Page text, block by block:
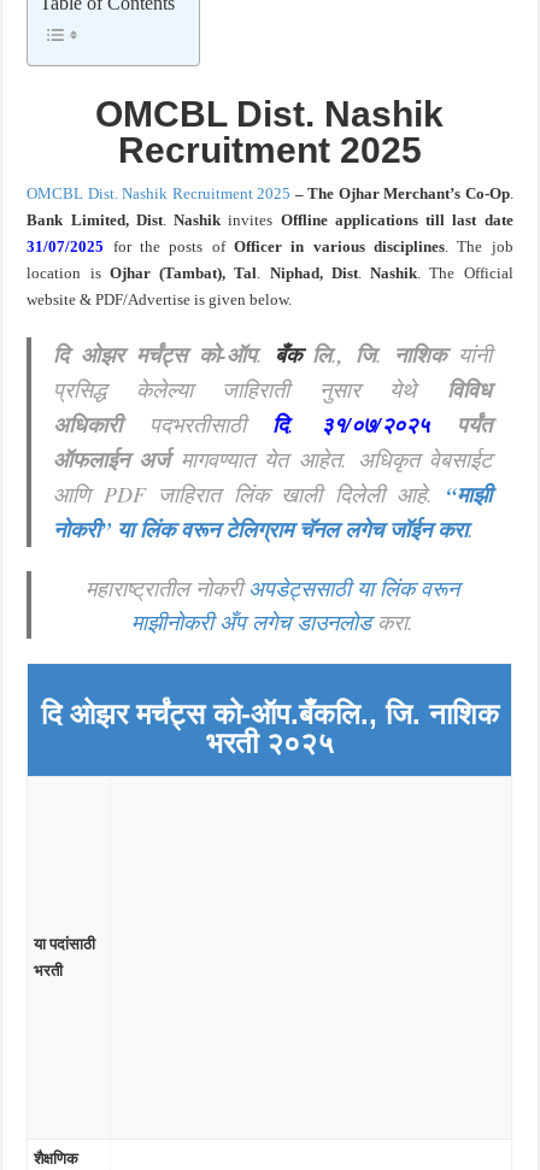
खुशखबर ! नागपूर विद्यापीठ मध्ये १३९ सहायक प्राध्यापक पदांची भरती सुरु ! Nagpur
OMCBL Dist. Nashik
Recruitment 2025
OMCBL Dist. Nashik Recruitment 2025 – The Ojhar Merchant’s Co-Op.
Bank Limited, Dist.Nashik invites Offline applications till last date
31/07/2025 for the posts ofOfficer in various disciplines. The job
location is Ojhar(Tambat), Tal. Niphad, Dist.Nashik. The Official
website & PDF/Advertise is given below.
दि ओझर मर्चंट्स को-ऑप. बँकलि., जि. नाशिकयांनी
प्रसिद्ध केलेल्या जाहिराती नुसार येथे विविध
अधिकारीपदभरतीसाठीदि. ३१/०७/२०२५
पर्यंत
ऑफलाईन अर्ज मागवण्यात येत आहेत. अधिकृत वेबसाईट
आणि PDF जाहिरात लिंक खाली दिलेली आहे. “माझी
नोकरी” या लिंक वरून टेलिग्राम चॅनल लगेच जॉईन करा.
महाराष्ट्रातील नोकरीअपडेट्ससाठी या लिंक वरून
माझीनोकरी अँप लगेच डाउनलोडकरा.
दि ओझर मर्चंट्स को-ऑप.बँकलि., जि. नाशिक
भरती २०२५
या पदांसाठी
भरती
शैक्षणिक